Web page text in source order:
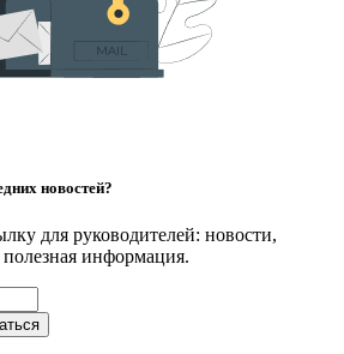
новостей?
для руководителей: новости,
информация.